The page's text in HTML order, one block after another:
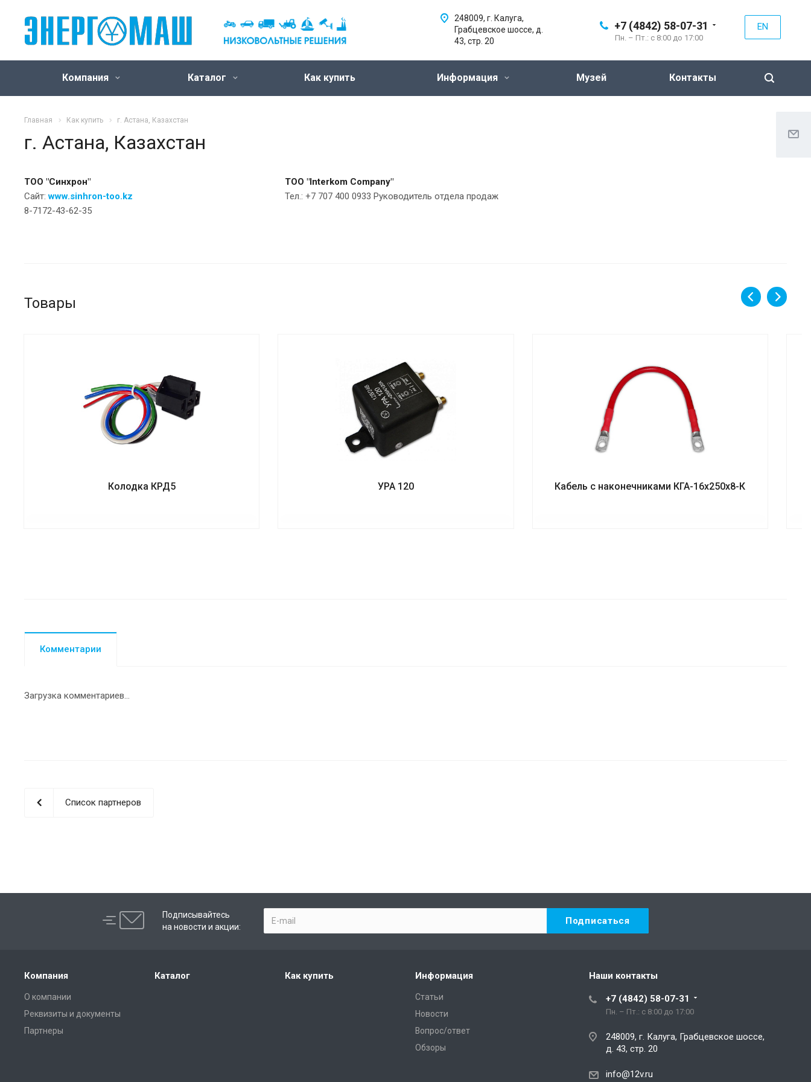
+7 (4842) 58-07-31
Пн. – Пт.: с 8:00 до 17:00
EN
248009, г. Калуга,
Грабцевское шоссе, д.
43, стр. 20
Компания Каталог Как купить Информация Музей Контакты
Главная Как купить г. Астана, Казахстан
г. Астана, Казахстан
ТОО "Синхрон"
Сайт:www.sinhron-too.kz
8-7172-43-62-35
ТОО "Interkom Company"
Тел.: +7 707 400 0933 Руководитель отдела продаж
Товары
Колодка КРД5 УРА 120 Кабель с наконечниками КГА-16х250х8-К
Комментарии
Загрузка комментариев...
Список партнеров
Подписывайтесь
на новости и акции:
Компания
О компании
Реквизиты и документы
Партнеры
Каталог Как купить Информация
Статьи
Новости
Вопрос/ответ
Обзоры
Наши контакты
+7 (4842) 58-07-31
Пн. – Пт.: с 8:00 до 17:00
248009, г. Калуга, Грабцевское шоссе,
д. 43, стр. 20
info@12v.ru